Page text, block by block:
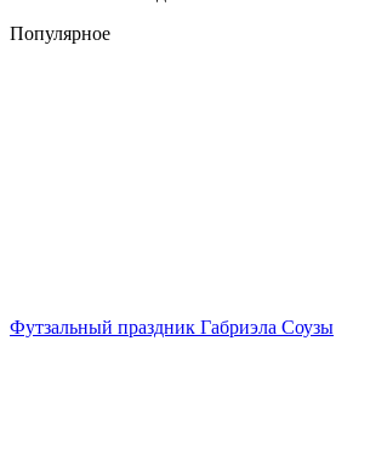
Популярное
Футзальный праздник Габриэла Соузы